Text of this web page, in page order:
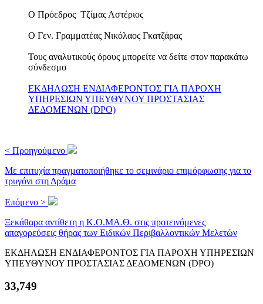
Ο Πρόεδρος Τζίμας Αστέριος
Ο Γεν. Γραμματέας Νικόλαος Γκατζάρας
Τους αναλυτικούς όρους μπορείτε να δείτε στον παρακάτω
σύνδεσμο
ΕΚΔΗΛΩΣΗ ΕΝΔΙΑΦΕΡΟΝΤΟΣ ΓΙΑ ΠΑΡΟΧΗ
ΥΠΗΡΕΣΙΩΝ ΥΠΕΥΘΥΝΟΥ ΠΡΟΣΤΑΣΙΑΣ
ΔΕΔΟΜΕΝΩΝ (DPO)
< Προηγούμενο
Με επιτυχία πραγματοποιήθηκε το σεμινάριο επιμόρφωσης για το
τρυγόνι στη Δράμα
Επόμενο >
Ξεκάθαρα αντίθετη η Κ.Ο.ΜΑ.Θ. στις προτεινόμενες
απαγορεύσεις θήρας των Ειδικών Περιβαλλοντικών Μελετών
ΕΚΔΗΛΩΣΗ ΕΝΔΙΑΦΕΡΟΝΤΟΣ ΓΙΑ ΠΑΡΟΧΗ ΥΠΗΡΕΣΙΩΝ
ΥΠΕΥΘΥΝΟΥ ΠΡΟΣΤΑΣΙΑΣ ΔΕΔΟΜΕΝΩΝ (DPO)
36,524